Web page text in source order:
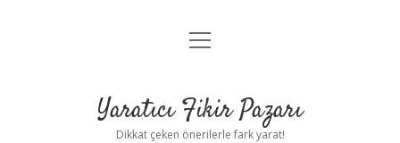
Anasayfa
Yasal Uyarı
menüyü
Yaratıcı Fikir Pazarı
Dikkat çeken önerilerle fark yarat!